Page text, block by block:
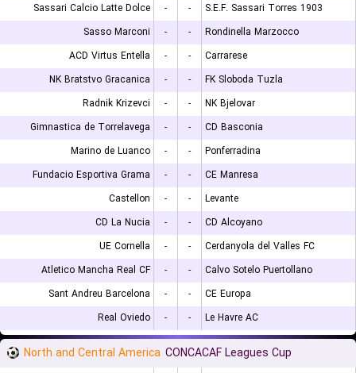
Sassari Calcio Latte Dolce
- -
S.E.F. Sassari Torres 1903
Sasso Marconi
- -
Rondinella Marzocco
ACD Virtus Entella
- -
Carrarese
NK Bratstvo Gracanica
- -
FK Sloboda Tuzla
Radnik Krizevci
- -
NK Bjelovar
Gimnastica de Torrelavega
- -
CD Basconia
Marino de Luanco
- -
Ponferradina
Fundacio Esportiva Grama
- -
CE Manresa
Castellon
- -
Levante
CD La Nucia
- -
CD Alcoyano
UE Cornella
- -
Cerdanyola del Valles FC
Atletico Mancha Real CF
- -
Calvo Sotelo Puertollano
Sant Andreu Barcelona
- -
CE Europa
Real Oviedo
- - Le Havre AC
North and Central America CONCACAF Leagues Cup